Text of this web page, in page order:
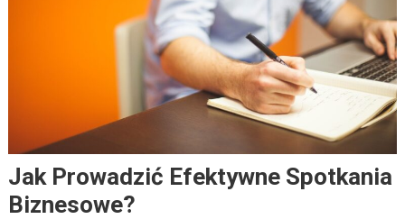
Jak Prowadzić Efektywne Spotkania
Biznesowe?